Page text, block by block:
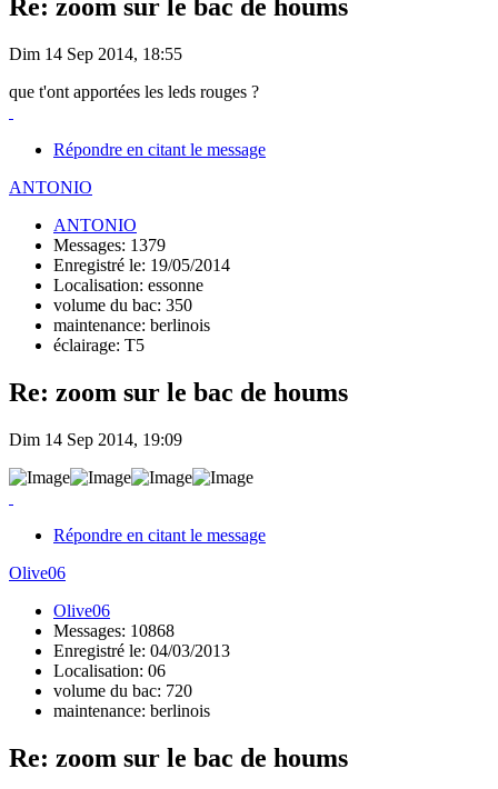
Re: zoom sur le bac de houms
Dim 14 Sep 2014, 18:55
que t'ont apportées les leds rouges ?
Répondre en citant le message
ANTONIO
ANTONIO
Messages: 1379
Enregistré le: 19/05/2014
Localisation: essonne
volume du bac: 350
maintenance: berlinois
éclairage: T5
Re: zoom sur le bac de houms
Dim 14 Sep 2014, 19:09
Répondre en citant le message
Olive06
Olive06
Messages: 10868
Enregistré le: 04/03/2013
Localisation: 06
volume du bac: 720
maintenance: berlinois
Re: zoom sur le bac de houms